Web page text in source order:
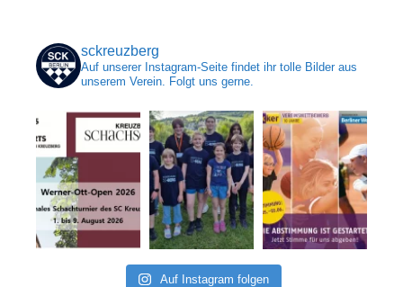
sckreuzberg
Auf unserer Instagram-Seite findet ihr tolle Bilder aus
unserem Verein. Folgt uns gerne.
Auf Instagram folgen